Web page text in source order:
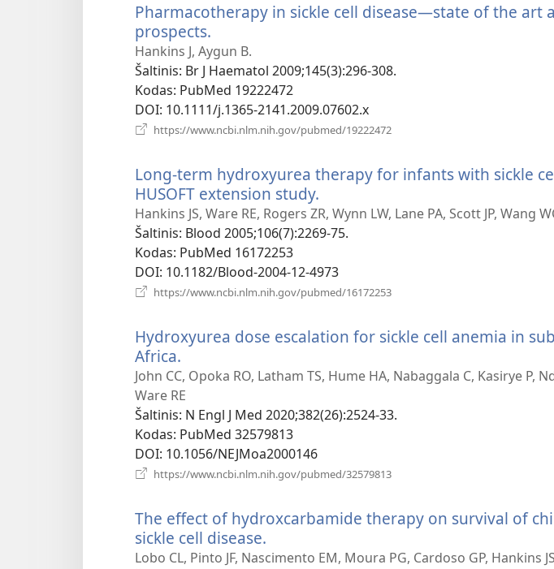
Pharmacotherapy in sickle cell disease—state of the art
prospects.
naujas
langas)
Hankins J, Aygun B.
Šaltinis‎: Br J Haematol 2009;145(3):296-308.
Kodas‎: PubMed 19222472
DOI‎: 10.1111/j.1365-2141.2009.07602.x
https://www.ncbi.nlm.nih.gov/pubmed/19222472
Long-term hydroxyurea therapy for infants with sickle
HUSOFT extension study.
naujas
langas)
Hankins JS, Ware RE, Rogers ZR, Wynn LW, Lane PA, Scott JP, Wang
Šaltinis‎: Blood 2005;106(7):2269-75.
Kodas‎: PubMed 16172253
DOI‎: 10.1182/Blood-2004-12-4973
https://www.ncbi.nlm.nih.gov/pubmed/16172253
Hydroxyurea dose escalation for sickle cell anemia in
Africa.
naujas
langas)
John CC, Opoka RO, Latham TS, Hume HA, Nabaggala C, Kasirye P,
Ware RE
Šaltinis‎: N Engl J Med 2020;382(26):2524-33.
Kodas‎: PubMed 32579813
DOI‎: 10.1056/NEJMoa2000146
https://www.ncbi.nlm.nih.gov/pubmed/32579813
The effect of hydroxcarbamide therapy on survival of
sickle cell disease.
naujas
Lobo CL, Pinto JF, Nascimento EM, Moura PG, Cardoso GP, Hankins